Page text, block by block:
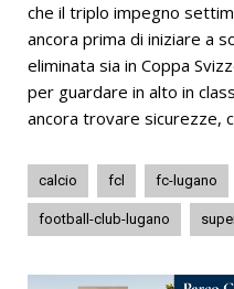
che il triplo impegno
ancora prima di iniziare a
eliminata sia in Coppa
per guardare in alto in
ancora trovare sicurezze,
calcio fcl fc-lugano
football-club-lugano